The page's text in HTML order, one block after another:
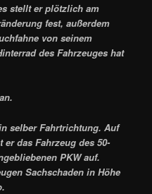
stellt er plötzlich am
fest, außerdem
von seinem
des Fahrzeuges hat
selber Fahrtrichtung. Auf
er das Fahrzeug des 50-
PKW auf.
Sachschaden in Höhe